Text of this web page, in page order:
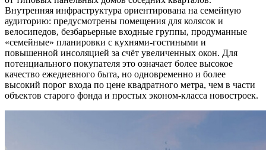
Внутренняя инфраструктура ориентирована на семейную
аудиторию: предусмотрены помещения для колясок и
велосипедов, безбарьерные входные группы, продуманные
«семейные» планировки с кухнями-гостиными и
повышенной инсоляцией за счёт увеличенных окон. Для
потенциального покупателя это означает более высокое
качество ежедневного быта, но одновременно и более
высокий порог входа по цене квадратного метра, чем в части
объектов старого фонда и простых эконом-класса новостроек.